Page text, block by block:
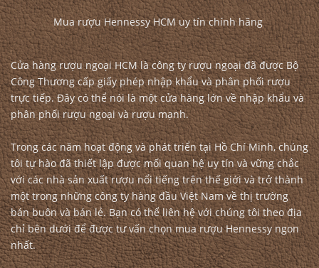
Mua rượu Hennessy HCM uy tín chính hãng
Cửa hàng rượu ngoại HCM là công ty rượu ngoại đã được Bộ
Công Thương cấp giấy phép nhập khẩu và phân phối rượu
trực tiếp. Đây có thể nói là một cửa hàng lớn về nhập khẩu và
phân phối rượu ngoại và rượu mạnh.
Trong các năm hoạt động và phát triển tại Hồ Chí Minh, chúng
tôi tự hào đã thiết lập được mối quan hệ uy tín và vững chắc
với các nhà sản xuất rượu nổi tiếng trên thế giới và trở thành
một trong những công ty hàng đầu Việt Nam về thị trường
bán buôn và bán lẻ. Bạn có thể liên hệ với chúng tôi theo địa
chỉ bên dưới để được tư vấn chọn mua rượu Hennessy ngon
nhất.